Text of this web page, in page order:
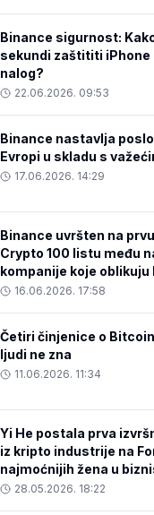
Binance sigurnost:
sekundi zaštititi iPhone
nalog?
22.06.2026. 09:53
Binance nastavlja
Evropi u skladu s
17.06.2026. 14:29
Binance uvršten na
Crypto 100 listu među
kompanije koje
digitalne imovine
16.06.2026. 17:58
Četiri činjenice o
ljudi ne zna
11.06.2026. 11:34
Yi He postala prva
iz kripto industrije na
najmoćnijih žena u
28.05.2026. 18:22